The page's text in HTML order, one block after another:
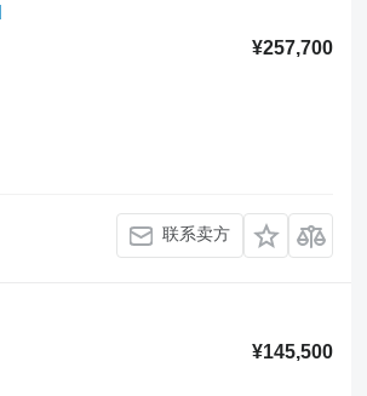
¥257,700
联系卖方
¥145,500